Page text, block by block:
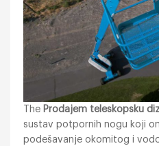
The Prodajem teleskopsku
sustav potpornih nogu koji
podešavanje okomitog i